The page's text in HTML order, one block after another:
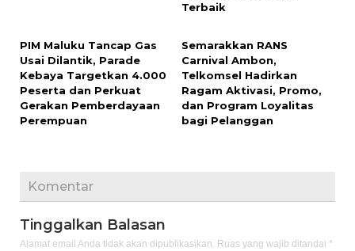
Terbaik
PIM Maluku Tancap Gas
Usai Dilantik, Parade
Kebaya Targetkan 4.000
Peserta dan Perkuat
Gerakan Pemberdayaan
Perempuan
Semarakkan RANS
Carnival Ambon,
Telkomsel Hadirkan
Ragam Aktivasi, Promo,
dan Program Loyalitas
bagi Pelanggan
Komentar
Tinggalkan Balasan
Alamat email Anda tidak akan dipublikasikan. Ruas yang wajib ditandai *